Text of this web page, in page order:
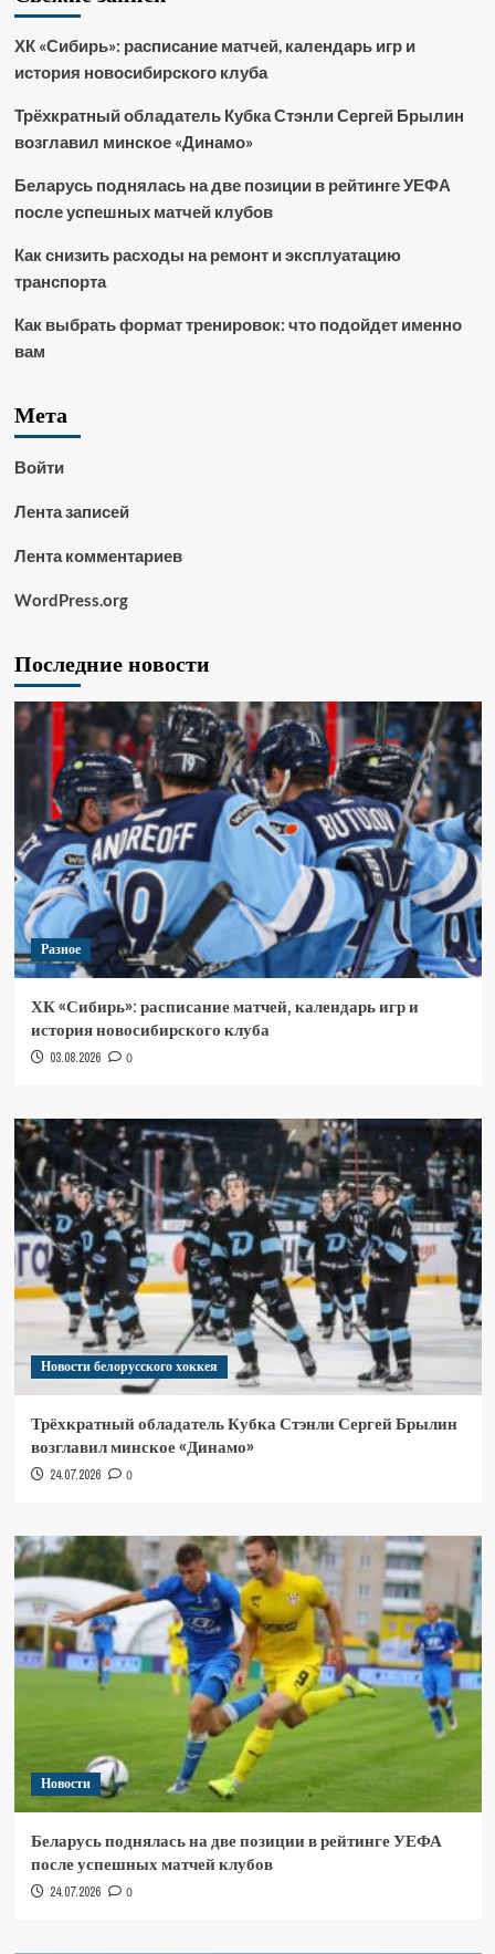
ХК «Сибирь»: расписание матчей, календарь игр и
история новосибирского клуба
Трёхкратный обладатель Кубка Стэнли Сергей Брылин
возглавил минское «Динамо»
Беларусь поднялась на две позиции в рейтинге УЕФА
после успешных матчей клубов
Как снизить расходы на ремонт и эксплуатацию
транспорта
Как выбрать формат тренировок: что подойдет именно
вам
Мета
Войти
Лента записей
Лента комментариев
WordPress.org
Последние новости
Разное
ХК «Сибирь»: расписание матчей, календарь игр и
история новосибирского клуба
03.08.2026 0
Новости белорусского хоккея
Трёхкратный обладатель Кубка Стэнли Сергей Брылин
возглавил минское «Динамо»
24.07.2026 0
Новости
Беларусь поднялась на две позиции в рейтинге УЕФА
после успешных матчей клубов
24.07.2026 0